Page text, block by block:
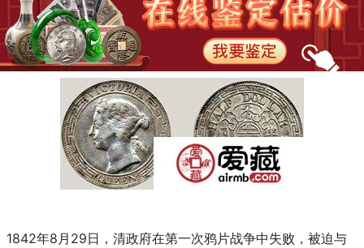
1842年8月29日，清政府在第一次鸦片战争中失败，被迫与